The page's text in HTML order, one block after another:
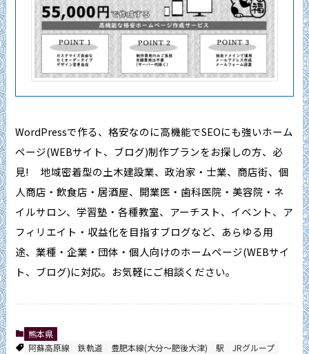
WordPressで作る、格安なのに高機能でSEOにも強いホーム
ページ(WEBサイト、ブログ)制作プランをお探しの方、必
見! 地域密着型の土木建設業、政治家・士業、商店街、個
人商店・飲食店・居酒屋、開業医・歯科医院・美容院・ネ
イルサロン、学習塾・各種教室、アーチスト、イベント、ア
フィリエイト・収益化を目指すブログなど、あらゆる用
途、業種・企業・団体・個人向けのホームページ(WEBサイ
ト、ブログ)に対応。お気軽にご相談ください。
熊本県
阿蘇高原線
鉄軌道 豊肥本線(大分～肥後大津) 駅
JRグループ